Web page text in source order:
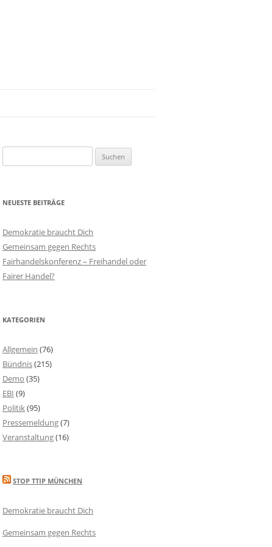
nach:
NEUESTE BEITRÄGE
Demokratie braucht Dich
Gemeinsam gegen Rechts
Fairhandelskonferenz – Freihandel oder
Fairer Handel?
KATEGORIEN
Allgemein (76)
Bündnis(215)
Demo (35)
EBI (9)
Politik(95)
Pressemeldung(7)
Veranstaltung(16)
STOP TTIP MÜNCHEN
Demokratie braucht Dich
Gemeinsam gegen Rechts